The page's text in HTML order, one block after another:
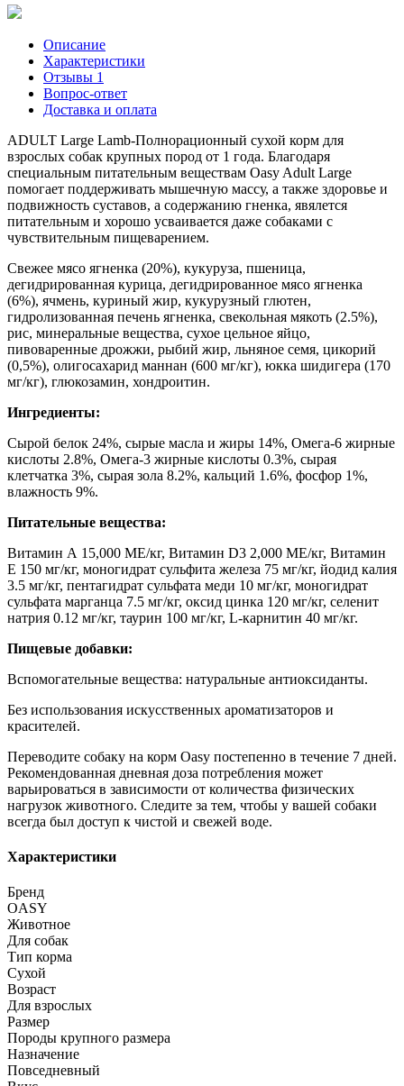
Описание
Характеристики
Отзывы 1
Вопрос-ответ
Доставка и оплата
ADULT Large Lamb-Полнорационный сухой корм для
взрослых собак крупных пород от 1 года. Благодаря
специальным питательным веществам Oasy Adult Large
помогает поддерживать мышечную массу, а также здоровье и
подвижность суставов, а содержанию гненка, явялется
питательным и хорошо усваивается даже собаками с
чувствительным пищеварением.
Свежее мясо ягненка (20%), кукуруза, пшеница,
дегидрированная курица, дегидрированное мясо ягненка
(6%), ячмень, куриный жир, кукурузный глютен,
гидролизованная печень ягненка, свекольная мякоть (2.5%),
рис, минеральные вещества, сухое цельное яйцо,
пивоваренные дрожжи, рыбий жир, льняное семя, цикорий
(0,5%), олигосахарид маннан (600 мг/кг), юкка шидигера (170
мг/кг), глюкозамин, хондроитин.
Ингредиенты:
Сырой белок 24%, сырые масла и жиры 14%, Омега-6 жирные
кислоты 2.8%, Омега-3 жирные кислоты 0.3%, сырая
клетчатка 3%, сырая зола 8.2%, кальций 1.6%, фосфор 1%,
влажность 9%.
Питательные вещества:
Витамин А 15,000 МЕ/кг, Витамин D3 2,000 МЕ/кг, Витамин
E 150 мг/кг, моногидрат сульфита железа 75 мг/кг, йодид калия
3.5 мг/кг, пентагидрат сульфата меди 10 мг/кг, моногидрат
сульфата марганца 7.5 мг/кг, оксид цинка 120 мг/кг, селенит
натрия 0.12 мг/кг, таурин 100 мг/кг, L-карнитин 40 мг/кг.
Пищевые добавки:
Вспомогательные вещества: натуральные антиоксиданты.
Без использования искусственных ароматизаторов и
красителей.
Переводите собаку на корм Oasy постепенно в течение 7 дней.
Рекомендованная дневная доза потребления может
варьироваться в зависимости от количества физических
нагрузок животного. Следите за тем, чтобы у вашей собаки
всегда был доступ к чистой и свежей воде.
Характеристики
Бренд
OASY
Животное
Для собак
Тип корма
Сухой
Возраст
Для взрослых
Размер
Породы крупного размера
Назначение
Повседневный